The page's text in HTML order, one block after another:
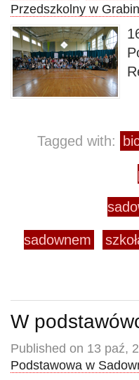
Przedszkolny w
Tagged with:
sadownem
W
Published on 13 paź,
Podstawowa w